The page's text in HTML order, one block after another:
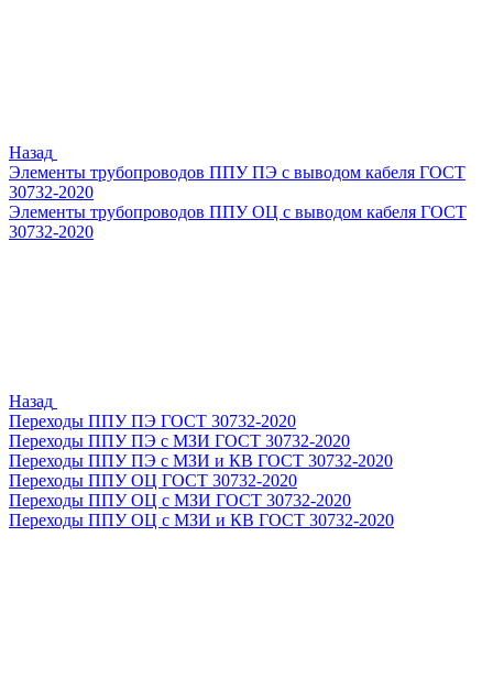
Назад
Элементы трубопроводов ППУ ПЭ с выводом кабеля ГОСТ
30732-2020
Элементы трубопроводов ППУ ОЦ с выводом кабеля ГОСТ
30732-2020
Назад
Переходы ППУ ПЭ ГОСТ 30732-2020
Переходы ППУ ПЭ с МЗИ ГОСТ 30732-2020
Переходы ППУ ПЭ с МЗИ и КВ ГОСТ 30732-2020
Переходы ППУ ОЦ ГОСТ 30732-2020
Переходы ППУ ОЦ с МЗИ ГОСТ 30732-2020
Переходы ППУ ОЦ с МЗИ и КВ ГОСТ 30732-2020